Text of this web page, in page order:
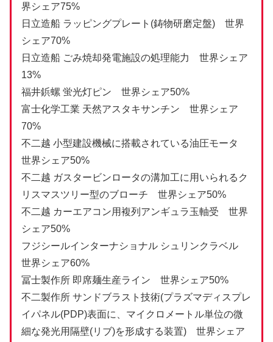
界シェア75%
日立造船 ラッピングプレート(鋳物研磨定盤) 世界
シェア70%
日立造船 ごみ焼却発電施設の処理能力 世界シェア
13%
福井鋲螺 蛍光灯ピン 世界シェア50%
富士化学工業 天然アスタキサンチン 世界シェア
70%
不二越 小型建設機械に搭載されている油圧モータ
世界シェア50%
不二越 ガスタービンロータの溝加工に用いられるク
リスマスツリー型のブローチ 世界シェア50%
不二越 カーエアコン用複列アンギュラ玉軸受 世界
シェア50%
フジシールインターナショナル シュリンクラベル
世界シェア60%
冨士製作所 即席麺生産ライン 世界シェア50%
不二製作所 サンドブラスト技術(プラズマディスプレ
イパネル(PDP)表面に、マイクロメートル単位の微
細な発光用隔壁(リブ)を形成する装置) 世界シェア